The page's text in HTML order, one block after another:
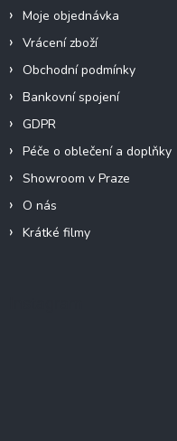
Moje objednávka
Vrácení zboží
Obchodní podmínky
Bankovní spojení
GDPR
Péče o oblečení a doplňky
Showroom v Praze
O nás
Krátké filmy